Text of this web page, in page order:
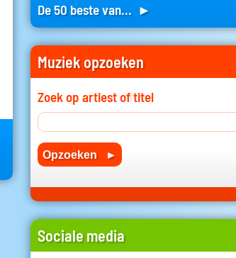
De 50 beste van... ►
Muziek opzoeken
Zoek op artiest of titel
Sociale media